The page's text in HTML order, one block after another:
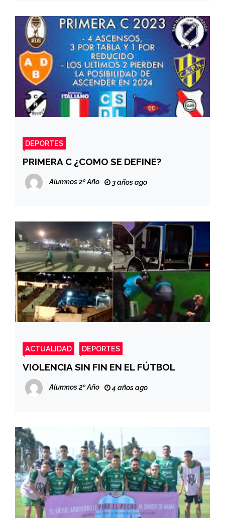
DEPORTES
PRIMERA C ¿COMO SE DEFINE?
Alumnos 2º Año 3 años ago
ACTUALIDAD DEPORTES
VIOLENCIA SIN FIN EN EL FÚTBOL
Alumnos 2º Año 4 años ago